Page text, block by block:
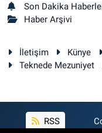
Son Dakika
Haber Arşivi
İletişim Künye
Teknede Mezuniyet
RSS